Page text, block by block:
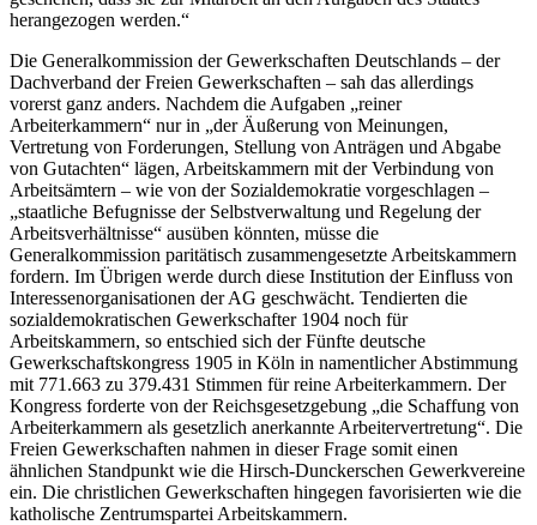
herangezogen werden.“
Die Generalkommission der Gewerkschaften Deutschlands – der
Dachverband der Freien Gewerkschaften – sah das allerdings
vorerst ganz anders. Nachdem die Aufgaben „reiner
Arbeiterkammern“ nur in „der Äußerung von Meinungen,
Vertretung von Forderungen, Stellung von Anträgen und Abgabe
von Gutachten“ lägen, Arbeitskammern mit der Verbindung von
Arbeitsämtern – wie von der Sozialdemokratie vorgeschlagen –
„staatliche Befugnisse der Selbstverwaltung und Regelung der
Arbeitsverhältnisse“ ausüben könnten, müsse die
Generalkommission paritätisch zusammengesetzte Arbeitskammern
fordern. Im Übrigen werde durch diese Institution der Einfluss von
Interessenorganisationen der AG geschwächt. Tendierten die
sozialdemokratischen Gewerkschafter 1904 noch für
Arbeitskammern, so entschied sich der Fünfte deutsche
Gewerkschaftskongress 1905 in Köln in namentlicher Abstimmung
mit 771.663 zu 379.431 Stimmen für reine Arbeiterkammern. Der
Kongress forderte von der Reichsgesetzgebung „die Schaffung von
Arbeiterkammern als gesetzlich anerkannte Arbeitervertretung“. Die
Freien Gewerkschaften nahmen in dieser Frage somit einen
ähnlichen Standpunkt wie die Hirsch-Dunckerschen Gewerkvereine
ein. Die christlichen Gewerkschaften hingegen favorisierten wie die
katholische Zentrumspartei Arbeitskammern.